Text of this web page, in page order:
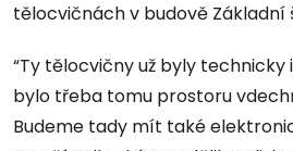
tělocvičnách v budově Základní
“Ty tělocvičny už byly
bylo třeba tomu prostoru
Budeme tady mít také